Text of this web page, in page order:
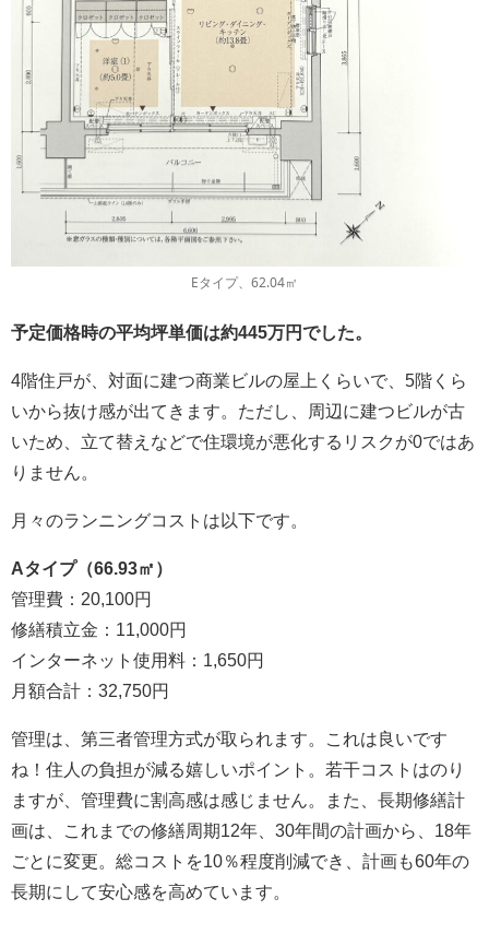
Eタイプ、62.04㎡
予定価格時の平均坪単価は約445万円でした。
4階住戸が、対面に建つ商業ビルの屋上くらいで、5階くら
いから抜け感が出てきます。ただし、周辺に建つビルが古
いため、立て替えなどで住環境が悪化するリスクが0ではあ
りません。
月々のランニングコストは以下です。
Aタイプ（66.93㎡）
管理費：20,100円
修繕積立金：11,000円
インターネット使用料：1,650円
月額合計：32,750円
管理は、第三者管理方式が取られます。これは良いです
ね！住人の負担が減る嬉しいポイント。若干コストはのり
ますが、管理費に割高感は感じません。また、長期修繕計
画は、これまでの修繕周期12年、30年間の計画から、18年
ごとに変更。総コストを10％程度削減でき、計画も60年の
長期にして安心感を高めています。